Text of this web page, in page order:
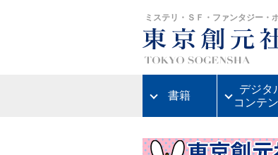
ミステリ・ＳＦ・ファンタジー・
書籍
デジタ
コンテ